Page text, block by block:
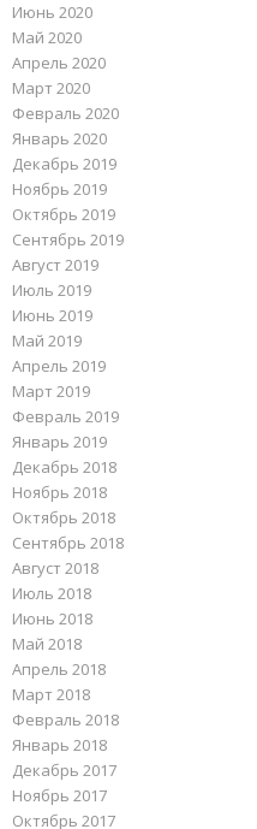
Июнь 2020
Май 2020
Апрель 2020
Март 2020
Февраль 2020
Январь 2020
Декабрь 2019
Ноябрь 2019
Октябрь 2019
Сентябрь 2019
Август 2019
Июль 2019
Июнь 2019
Май 2019
Апрель 2019
Март 2019
Февраль 2019
Январь 2019
Декабрь 2018
Ноябрь 2018
Октябрь 2018
Сентябрь 2018
Август 2018
Июль 2018
Июнь 2018
Май 2018
Апрель 2018
Март 2018
Февраль 2018
Январь 2018
Декабрь 2017
Ноябрь 2017
Октябрь 2017